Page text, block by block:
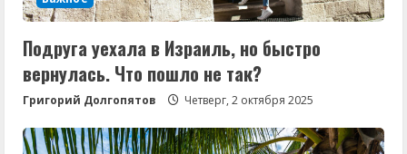
Подруга уехала в Израиль, но быстро
вернулась. Что пошло не так?
Григорий Долгопятов Четверг, 2 октября 2025